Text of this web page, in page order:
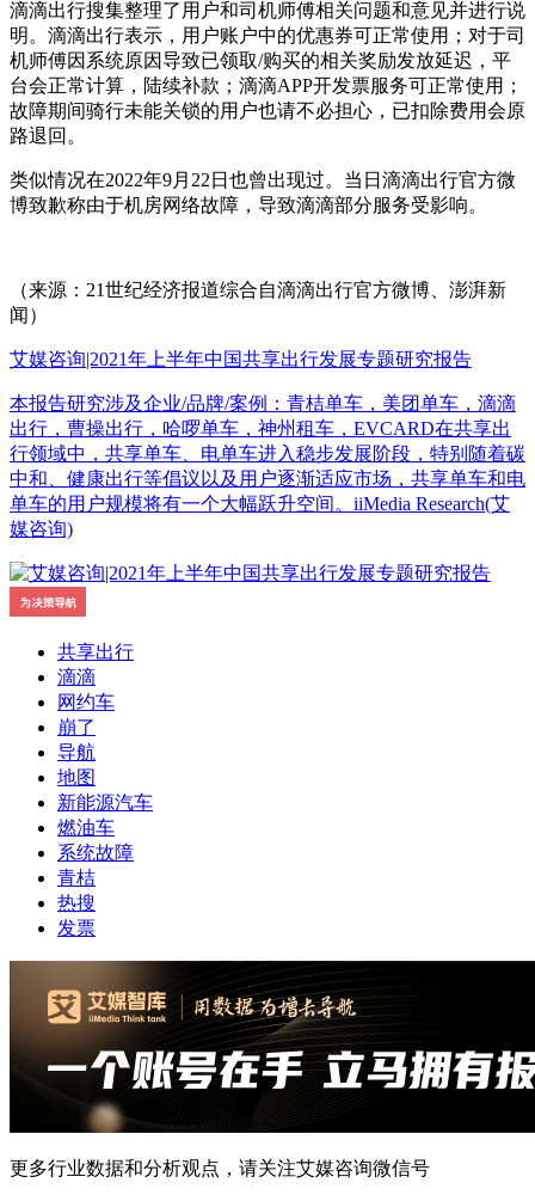
滴滴出行搜集整理了用户和司机师傅相关问题和意见并进行说
明。滴滴出行表示，用户账户中的优惠券可正常使用；对于司
机师傅因系统原因导致已领取/购买的相关奖励发放延迟，平
台会正常计算，陆续补款；滴滴APP开发票服务可正常使用；
故障期间骑行未能关锁的用户也请不必担心，已扣除费用会原
路退回。
类似情况在2022年9月22日也曾出现过。当日滴滴出行官方微
博致歉称由于机房网络故障，导致滴滴部分服务受影响。
（来源：21世纪经济报道综合自滴滴出行官方微博、澎湃新
闻）
艾媒咨询|2021年上半年中国共享出行发展专题研究报告
本报告研究涉及企业/品牌/案例：青桔单车，美团单车，滴滴
出行，曹操出行，哈啰单车，神州租车，EVCARD在共享出
行领域中，共享单车、电单车进入稳步发展阶段，特别随着碳
中和、健康出行等倡议以及用户逐渐适应市场，共享单车和电
单车的用户规模将有一个大幅跃升空间。iiMedia Research(艾
媒咨询)
共享出行
滴滴
网约车
崩了
导航
地图
新能源汽车
燃油车
系统故障
青桔
热搜
发票
更多行业数据和分析观点，请关注艾媒咨询微信号